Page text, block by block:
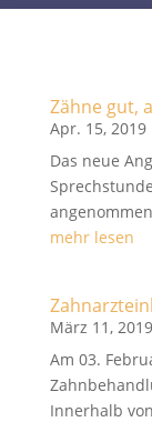
Zähne gut,
Apr. 15, 2019
Das neue
mehr lesen
März 11, 2019
Am 03.
Innerhalb